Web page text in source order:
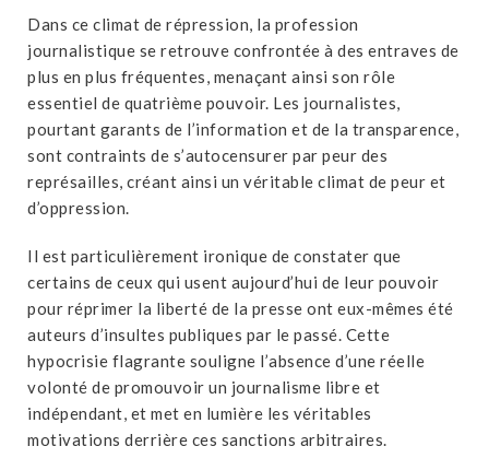
Dans ce climat de répression, la profession
journalistique se retrouve confrontée à des entraves de
plus en plus fréquentes, menaçant ainsi son rôle
essentiel de quatrième pouvoir. Les journalistes,
pourtant garants de l’information et de la transparence,
sont contraints de s’autocensurer par peur des
représailles, créant ainsi un véritable climat de peur et
d’oppression.
Il est particulièrement ironique de constater que
certains de ceux qui usent aujourd’hui de leur pouvoir
pour réprimer la liberté de la presse ont eux-mêmes été
auteurs d’insultes publiques par le passé. Cette
hypocrisie flagrante souligne l’absence d’une réelle
volonté de promouvoir un journalisme libre et
indépendant, et met en lumière les véritables
motivations derrière ces sanctions arbitraires.